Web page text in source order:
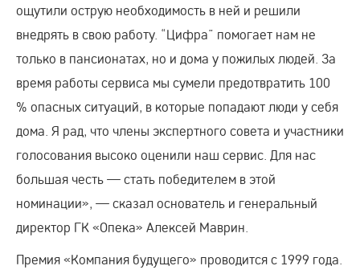
ощутили острую необходимость в ней и решили
внедрять в свою работу. “Цифра” помогает нам не
только в пансионатах, но и дома у пожилых людей. За
время работы сервиса мы сумели предотвратить 100
% опасных ситуаций, в которые попадают люди у себя
дома. Я рад, что члены экспертного совета и участники
голосования высоко оценили наш сервис. Для нас
большая честь — стать победителем в этой
номинации», — сказал основатель и генеральный
директор ГК «Опека» Алексей Маврин.
Премия «Компания будущего» проводится с 1999 года.